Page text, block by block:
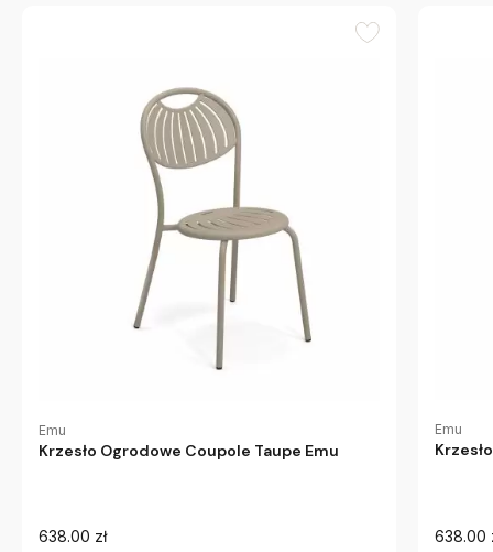
Emu
Krzesło Ogrodowe Coupole Taupe Emu
638.00 zł
Emu
638.00